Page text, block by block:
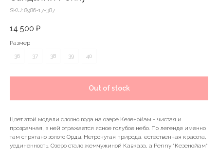
SKU: 8986-17-387
14 500 ₽
Размер
36
37 38 39 40
Out of stock
Цвет этой модели словно вода на озере Кезенойам - чистая и
прозрачная, в ней отражается ясное голубое небо. По легенде именно
там спрятано золото Орды. Нетронутая природа, естественная красота,
уединенность. Озеро стало жемчужиной Кавказа, а Penny "Кезенойам"